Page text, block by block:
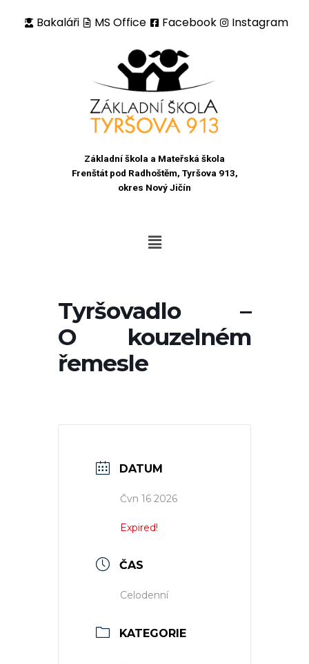
Bakaláři MS Office Facebook Instagram
Základní škola a Mateřská škola
Frenštát pod Radhoštěm, Tyršova 913,
okres Nový Jičín
Tyršovadlo –
O kouzelném
řemesle
DATUM
Čvn 16 2026
Expired!
ČAS
Celodenní
KATEGORIE